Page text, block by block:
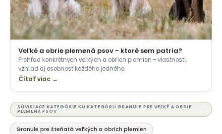
Veľké a obrie plemená psov - ktoré sem patria?
Prehľad konkrétnych veľkých a obrích plemien - vlastnosti,
vzhľad aj osobnosť každého jedného.
Čítať viac →
SÚVISIACE KATEGÓRIE KU KATEGÓRII GRANULE PRE VEĽKÉ A OBRIE
PLEMENÁ PSOV
Granule pre šteňatá veľkých a obrích plemien